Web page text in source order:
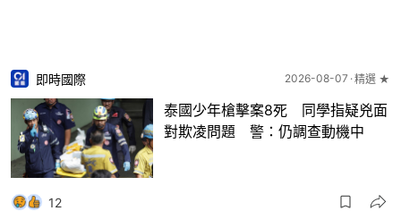
即時國際 2026-08-07 精選 ★
泰國少年槍擊案8死 同學指疑兇面
對欺凌問題 警：仍調查動機中
12